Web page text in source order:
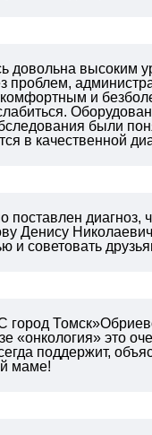
довольна высоким
проблем,
и
были
в качественной
диагноз,
Денису
и советовать
«онкология» это
поддержит,
маме!